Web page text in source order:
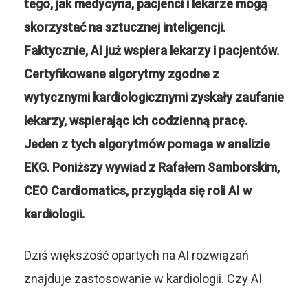
tego, jak medycyna, pacjenci i lekarze mogą
skorzystać na sztucznej inteligencji.
Faktycznie, AI już wspiera lekarzy i pacjentów.
Certyfikowane algorytmy zgodne z
wytycznymi kardiologicznymi zyskały zaufanie
lekarzy, wspierając ich codzienną pracę.
Jeden z tych algorytmów pomaga w analizie
EKG. Poniższy wywiad z Rafałem Samborskim,
CEO Cardiomatics, przygląda się roli AI w
kardiologii.
Dziś większość opartych na AI rozwiązań
znajduje zastosowanie w kardiologii. Czy AI